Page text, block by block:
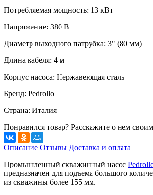
Потребляемая мощность: 13 кВт
Напряжение: 380 В
Диаметр выходного патрубка: 3" (80 мм)
Длина кабеля: 4 м
Корпус насоса: Нержавеющая сталь
Бренд: Pedrollo
Страна: Италия
Понравился товар? Расскажите о нем
Описание Отзывы Доставка и оплата
Промышленный скважинный насос
предназначен для подъема большого
из скважины более 155 мм.